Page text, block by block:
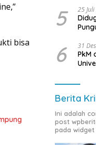
bisa
5 25
6 31
PkM
Berita
Ini adalah
post
pada widget